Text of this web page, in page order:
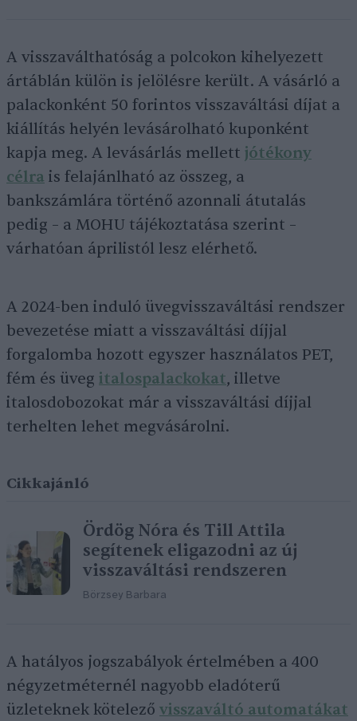
A visszaválthatóság a polcokon kihelyezett
ártáblán külön is jelölésre került. A vásárló a
palackonként 50 forintos visszaváltási díjat a
kiállítás helyén levásárolható kuponként
kapja meg. A levásárlás mellett jótékony
célra is felajánlható az összeg, a
bankszámlára történő azonnali átutalás
pedig – a MOHU tájékoztatása szerint –
várhatóan áprilistól lesz elérhető.
A 2024-ben induló üvegvisszaváltási rendszer
bevezetése miatt a visszaváltási díjjal
forgalomba hozott egyszer használatos PET,
fém és üveg italospalackokat, illetve
italosdobozokat már a visszaváltási díjjal
terhelten lehet megvásárolni.
Cikkajánló
Ördög Nóra és Till Attila
segítenek eligazodni az új
visszaváltási rendszeren
Börzsey Barbara
A hatályos jogszabályok értelmében a 400
négyzetméternél nagyobb eladóterű
üzleteknek kötelező visszaváltó automatákat